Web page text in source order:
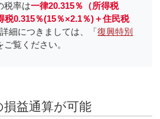
税率は一律20.315％（所得税
税0.315％(15％×2.1％)＋住民税
細につきましては、「復興特別
ご覧ください。
益通算が可能